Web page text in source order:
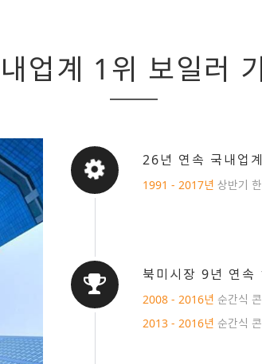
업계 1위 보일러
26년 연속 국내업
1991 - 2017년 상반기
북미시장 9년 연속
2008 - 2016년 순간식
2013 - 2016년 순간식